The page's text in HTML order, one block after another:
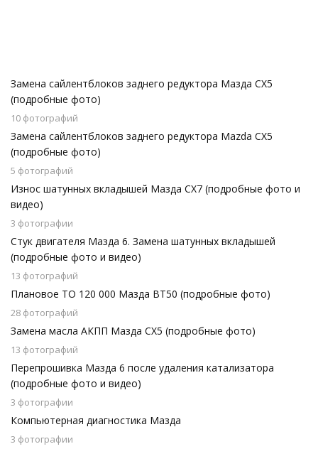
Замена сайлентблоков заднего редуктора Мазда СХ5
(подробные фото)
10 фотографий
Замена сайлентблоков заднего редуктора Mazda СХ5
(подробные фото)
5 фотографий
Износ шатунных вкладышей Мазда СХ7 (подробные фото и
видео)
3 фотографии
Стук двигателя Мазда 6. Замена шатунных вкладышей
(подробные фото и видео)
13 фотографий
Плановое ТО 120 000 Мазда BT50 (подробные фото)
28 фотографий
Замена масла АКПП Мазда СХ5 (подробные фото)
13 фотографий
Перепрошивка Мазда 6 после удаления катализатора
(подробные фото и видео)
3 фотографии
Компьютерная диагностика Мазда
3 фотографии